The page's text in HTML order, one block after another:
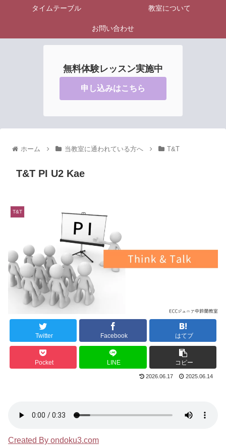
タイムテーブル 教室について
お問い合わせ
無料体験レッスン実施中
申し込みはこちら
ホーム 当教室に通われている方へ T&T
T&T PI U2 Kae
T&T
Twitter Facebook はてブ
Pocket LINE コピー
2026.06.17 2025.06.14
Created By ondoku3.com